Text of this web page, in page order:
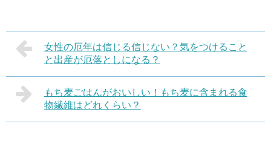
女性の厄年は信じる信じない？気をつけること
と出産が厄落としになる？
もち麦ごはんがおいしい！もち麦に含まれる食
物繊維はどれくらい？